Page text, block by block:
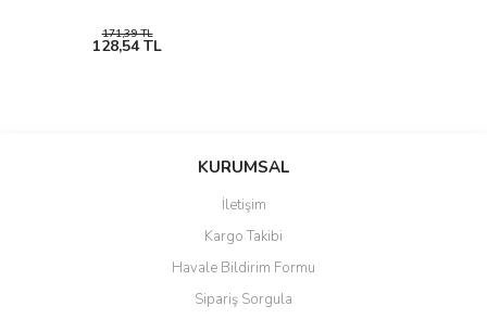
171,39 TL
128,54 TL
KURUMSAL
İletişim
Kargo Takibi
Havale Bildirim Formu
Sipariş Sorgula